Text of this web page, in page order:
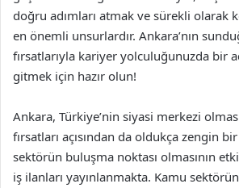
doğru adımları atmak ve sürekli olarak
en önemli unsurlardır. Ankara’nın
fırsatlarıyla kariyer yolculuğunuzda bir
gitmek için hazır olun!
Ankara, Türkiye’nin siyasi merkezi
fırsatları açısından da oldukça zengin
sektörün buluşma noktası olmasının
iş ilanları yayınlanmakta. Kamu